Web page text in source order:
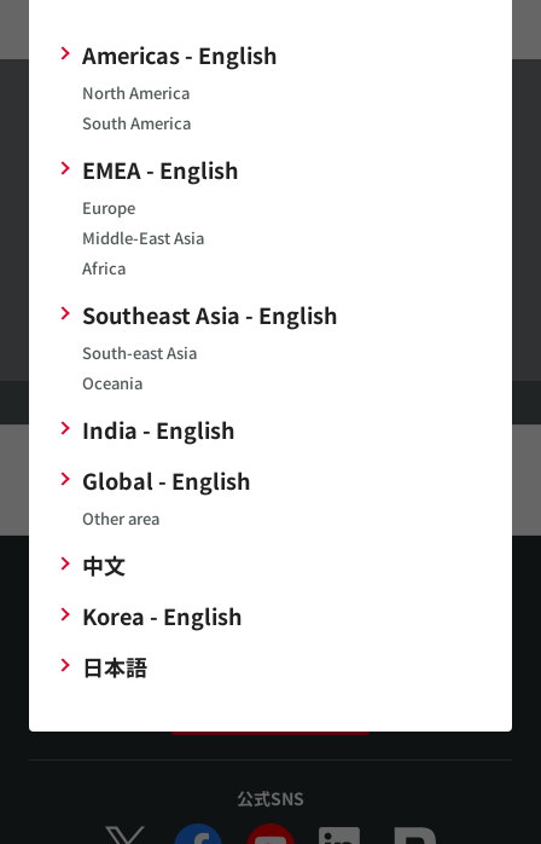
Americas - English
North America
South America
EMEA - English
Europe
Middle-East Asia
Africa
Southeast Asia - English
South-east Asia
Oceania
India - English
Global - English
Other area
中文
Korea - English
日本語
お問い合わせ
お問い合わせはこちら
村田製作所ウェブサイトへのご意見・ご要望
このページをシェアする
公式SNS